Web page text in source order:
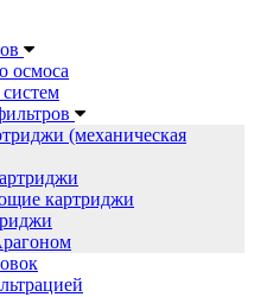
осмоса
(механическая
картриджи